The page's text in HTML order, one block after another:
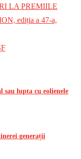
LA PREMIILE
ediția a 47-a,
sau lupta cu eolienele
generații